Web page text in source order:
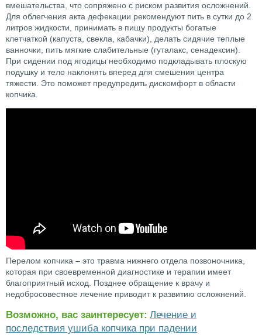
вмешательства, что сопряжено с риском развития осложнений.
Для облегчения акта дефекации рекомендуют пить в сутки до 2
литров жидкости, принимать в пищу продукты богатые
клетчаткой (капуста, свекла, кабачки), делать сидячие теплые
ванночки, пить мягкие слабительные (гуталакс, сенадексин).
При сидении под ягодицы необходимо подкладывать плоскую
подушку и тело наклонять вперед для смешения центра
тяжести. Это поможет предупредить дискомфорт в области
копчика.
Перелом копчика – это травма нижнего отдела позвоночника,
которая при своевременной диагностике и терапии имеет
благоприятный исход. Позднее обращение к врачу и
недобросовестное лечение приводит к развитию осложнений.
Возможно, вас заинтересует: Лечение и
последствия ушиба копчика при падении